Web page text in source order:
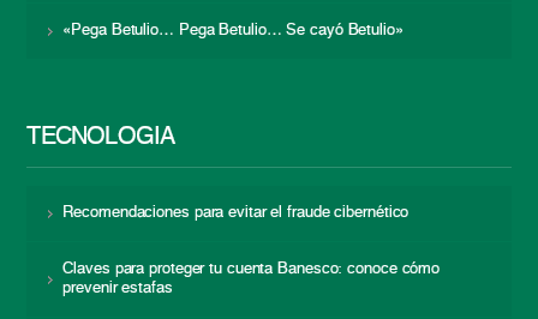
«Pega Betulio… Pega Betulio… Se cayó Betulio»
TECNOLOGÍA
Recomendaciones para evitar el fraude cibernético
Claves para proteger tu cuenta Banesco: conoce cómo
prevenir estafas